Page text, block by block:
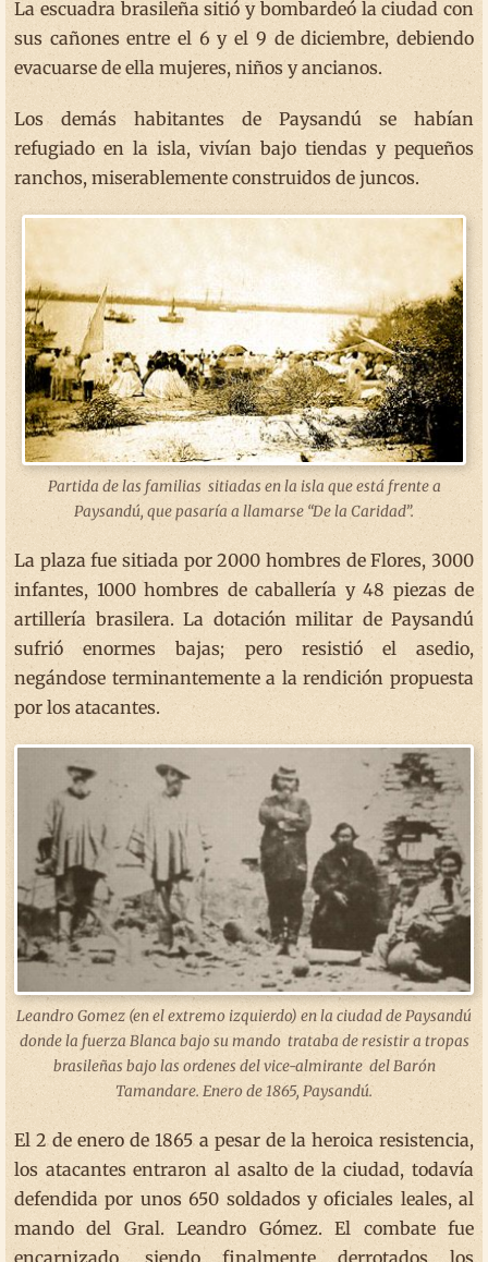
La escuadra brasileña sitió y bombardeó la ciudad con
sus cañones entre el 6 y el 9 de diciembre, debiendo
evacuarse de ella mujeres, niños y ancianos.
Los demás habitantes de Paysandú se habían
refugiado en la isla, vivían bajo tiendas y pequeños
ranchos, miserablemente construidos de juncos.
Partida de las familias sitiadas en la isla que está frente a
Paysandú, que pasaría a llamarse “De la Caridad”.
La plaza fue sitiada por 2000 hombres de Flores, 3000
infantes, 1000 hombres de caballería y 48 piezas de
artillería brasilera. La dotación militar de Paysandú
sufrió enormes bajas; pero resistió el asedio,
negándose terminantemente a la rendición propuesta
por los atacantes.
Leandro Gomez (en el extremo izquierdo) en la ciudad de Paysandú
donde la fuerza Blanca bajo su mando trataba de resistir a tropas
brasileñas bajo las ordenes del vice-almirante del Barón
Tamandare. Enero de 1865, Paysandú.
El 2 de enero de 1865 a pesar de la heroica resistencia,
los atacantes entraron al asalto de la ciudad, todavía
defendida por unos 650 soldados y oficiales leales, al
mando del Gral. Leandro Gómez. El combate fue
encarnizado, siendo finalmente derrotados los